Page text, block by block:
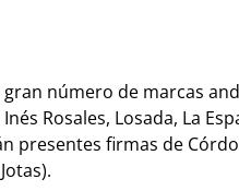
número de marcas
Rosales, Losada, La
presentes firmas de